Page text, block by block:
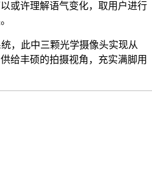
或许理解语气变化，取用户进行
此中三颗光学摄像头实现从
给丰硕的拍摄视角，充实满脚用